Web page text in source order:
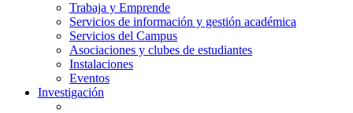
Trabaja y Emprende
Servicios de información y gestión académica
Servicios del Campus
Asociaciones y clubes de estudiantes
Instalaciones
Eventos
Investigación